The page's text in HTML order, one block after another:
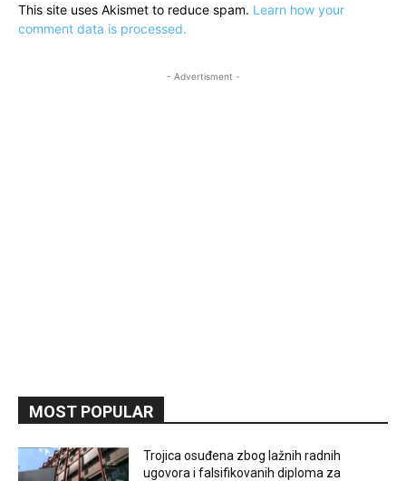
This site uses Akismet to reduce spam. Learn how your
comment data is processed.
- Advertisment -
MOST POPULAR
Trojica osuđena zbog lažnih radnih
ugovora i falsifikovanih diploma za